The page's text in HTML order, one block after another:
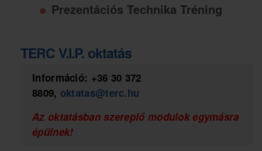
Prezentációs Technika Tréning
TERC V.I.P. oktatás
Információ: +36 30 372
8809, oktatas@terc.hu
Az oktatásban szereplő modulok egymásra
épülnek!